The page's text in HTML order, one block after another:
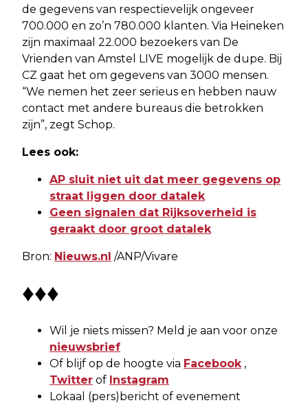
de gegevens van respectievelijk ongeveer
700.000 en zo’n 780.000 klanten. Via Heineken
zijn maximaal 22.000 bezoekers van De
Vrienden van Amstel LIVE mogelijk de dupe. Bij
CZ gaat het om gegevens van 3000 mensen.
“We nemen het zeer serieus en hebben nauw
contact met andere bureaus die betrokken
zijn”, zegt Schop.
Lees ook:
AP sluit niet uit dat meer gegevens op
straat liggen door datalek
Geen signalen dat Rijksoverheid is
geraakt door groot datalek
Bron: Nieuws.nl /ANP/Vivare
♦♦♦
Wil je niets missen? Meld je aan voor onze
nieuwsbrief
Of blijf op de hoogte via Facebook ,
Twitter of Instagram
Lokaal (pers)bericht of evenement